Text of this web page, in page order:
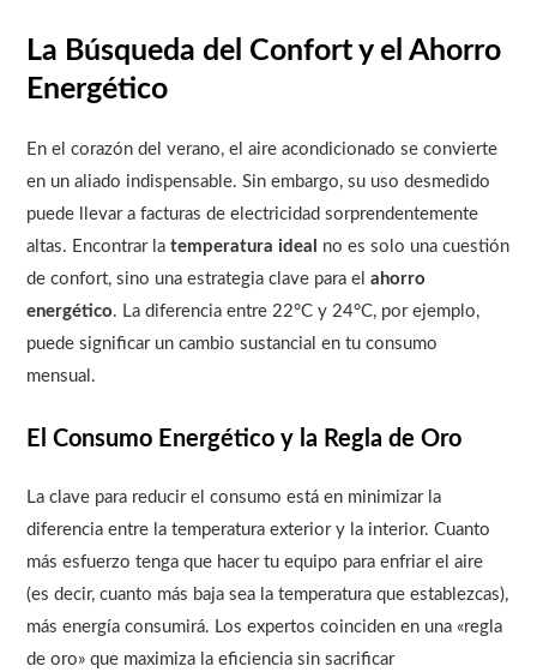
La Búsqueda del Confort y el Ahorro
Energético
En el corazón del verano, el aire acondicionado se convierte
en un aliado indispensable. Sin embargo, su uso desmedido
puede llevar a facturas de electricidad sorprendentemente
altas. Encontrar latemperatura ideal
no es solo una cuestión
de confort, sino una estrategia clave para elahorro
energético. La diferencia entre 22°C y 24°C, por ejemplo,
puede significar un cambio sustancial en tu consumo
mensual.
El Consumo Energético y la Regla de Oro
La clave para reducir el consumo está en minimizar la
diferencia entre la temperatura exterior y la interior. Cuanto
más esfuerzo tenga que hacer tu equipo para enfriar el aire
(es decir, cuanto más baja sea la temperatura que establezcas),
más energía consumirá. Los expertos coinciden en una «regla
de oro» que maximiza la eficiencia sin sacrificar